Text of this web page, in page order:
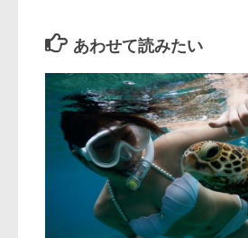
あわせて読みたい